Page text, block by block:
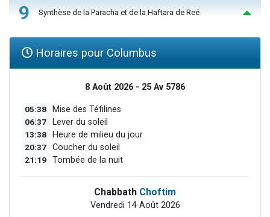
9 Synthèse de la Paracha et de la Haftara de Reé
Horaires pour Columbus
8 Août 2026 - 25 Av 5786
05:38 Mise des Téfilines
06:37 Lever du soleil
13:38 Heure de milieu du jour
20:37 Coucher du soleil
21:19 Tombée de la nuit
Chabbath Choftim
Vendredi 14 Août 2026